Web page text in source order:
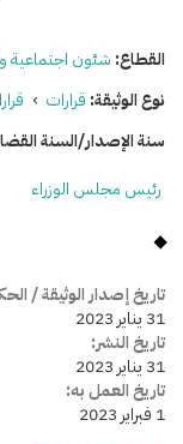
القطاع: شئون اجتماعية
نوع الوثيقة: قرارات ›
سنة الإصدار/السنة
رئيس مجلس الوزراء
تاريخ إصدار الوثيقة /
31 يناير 2023
تاريخ النشر:
31 يناير 2023
تاريخ العمل به:
1 فبراير 2023